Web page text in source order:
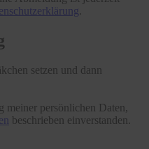
setzen und dann
meiner persönlichen Daten,
beschrieben einverstanden.